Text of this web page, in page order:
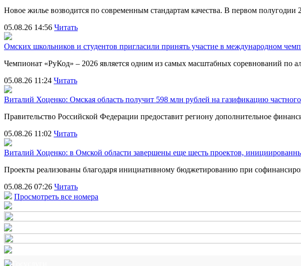
Новое жилье возводится по современным стандартам качества. В первом полугодии
05.08.26 14:56 Читать
Омских школьников и студентов пригласили принять участие в международном
Чемпионат «РуКод» – 2026 является одним из самых масштабных соревнований по
05.08.26 11:24 Читать
Виталий Хоценко: Омская область получит 598 млн рублей на газификацию частного
Правительство Российской Федерации предоставит региону дополнительное
05.08.26 11:02 Читать
Виталий Хоценко: в Омской области завершены еще шесть проектов,
Проекты реализованы благодаря инициативному бюджетированию при
05.08.26 07:26 Читать
Просмотреть все номера